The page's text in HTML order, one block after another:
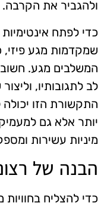
ולהגביר את הקרבה.
כדי לפתח אינטימיות
שמקדמות מגע פיזי,
המשלבים מגע. חשוב
לב לתגובותיו,
התקשורת הזו
יותר אלא גם
מיניות עשירות
הבנה של
כדי להצליח